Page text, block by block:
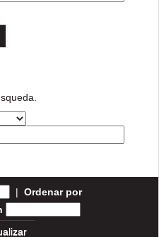
| Ordenar por